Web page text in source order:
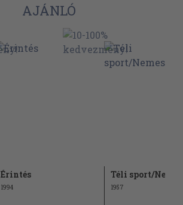
AJÁNLÓ
Érintés
1994
Téli sport/
1957